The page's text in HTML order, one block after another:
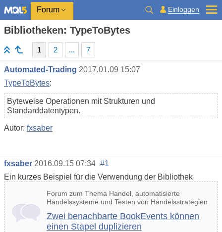
Forum Einloggen
Bibliotheken: TypeToBytes
1 2 ... 7
Automated-Trading 2017.01.09 15:07
TypeToBytes:
Byteweise Operationen mit Strukturen und
Standarddatentypen.
Autor: fxsaber
fxsaber 2016.09.15 07:34 #1
Ein kurzes Beispiel für die Verwendung der Bibliothek
Forum zum Thema Handel, automatisierte
Handelssysteme und Testen von Handelsstrategien
Zwei benachbarte BookEvents können
einen Stapel duplizieren